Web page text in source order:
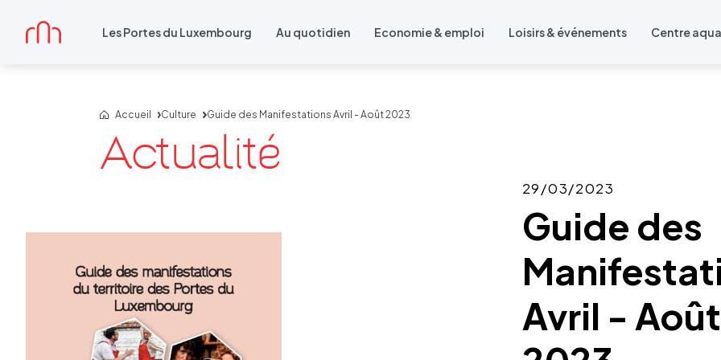
Accueil Les Portes du Luxembourg Au quotidien Economie & emploi Loisirs & événements Centre
Accueil Culture Guide des Manifestations Avril - Août 2023
Guide des
Avril - Août
29/03/2023